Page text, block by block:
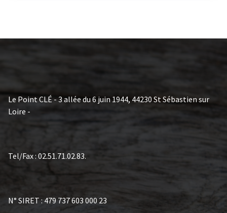
Le Point CLÉ - 3 allée du 6 juin 1944, 44230 St Sébastien sur
Loire -
Tel/Fax : 02.51.71.02.83.
N° SIRET : 479 737 603 000 23